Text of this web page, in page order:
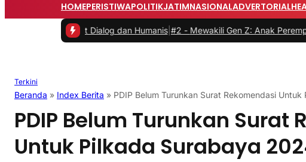
HOMEPERISTIWAPOLITIKJATIMNASIONALADVERTORIAL
Dialog dan Humanis|#2 -Mewakili Gen Z: Anak Perempuan Anugrah
Terkini
Beranda » Index Berita » PDIP Belum Turunkan Surat Rekomendasi
PDIP Belum Turunkan Surat
Untuk Pilkada Surabaya